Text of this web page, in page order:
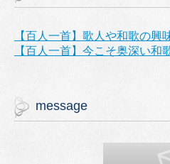
【百人一首】歌人や和歌の興
【百人一首】今こそ奥深い和
message